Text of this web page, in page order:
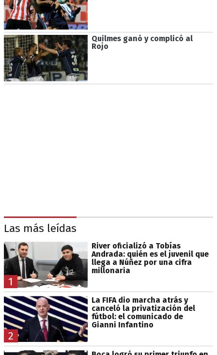
Quilmes ganó y complicó al
Rojo
Las más leídas
1
River oficializó a Tobías
Andrada: quién es el juvenil que
llega a Núñez por una cifra
millonaria
2
La FIFA dio marcha atrás y
canceló la privatización del
fútbol: el comunicado de
Gianni Infantino